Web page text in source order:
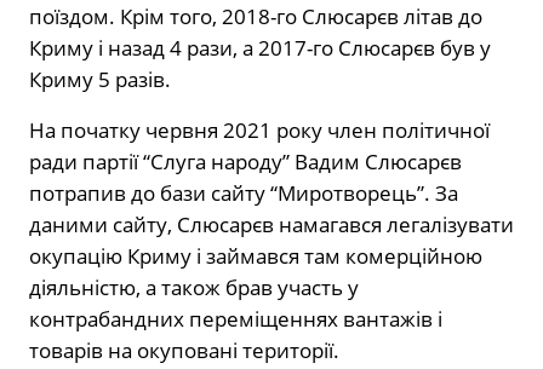
поїздом. Крім того, 2018-го Слюсарєв літав до
Криму і назад 4 рази, а 2017-го Слюсарєв був у
Криму 5 разів.
На початку червня 2021 року член політичної
ради партії “Слуга народу” Вадим Слюсарєв
потрапив до бази сайту “Миротворець”. За
даними сайту, Слюсарєв намагався легалізувати
окупацію Криму і займався там комерційною
діяльністю, а також брав участь у
контрабандних переміщеннях вантажів і
товарів на окуповані території.